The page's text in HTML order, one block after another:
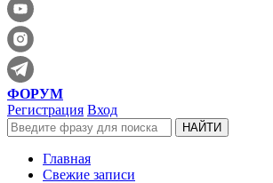
ФОРУМ
Регистрация Вход
Главная
Свежие записи